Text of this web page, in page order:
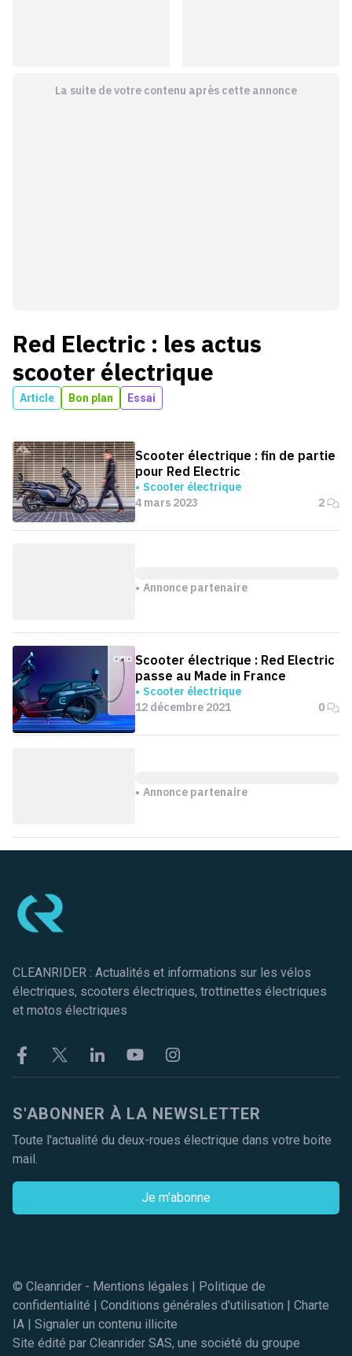
La suite de votre contenu après cette annonce
Red Electric : les actus
scooter électrique
Article Bon plan Essai
Scooter électrique : fin de partie
pour Red Electric
Scooter électrique
4 mars 2023
2
Annonce partenaire
Scooter électrique : Red Electric
passe au Made in France
Scooter électrique
12 décembre 2021
0
Annonce partenaire
CLEANRIDER : Actualités et informations sur les vélos
électriques, scooters électriques, trottinettes électriques
et motos électriques
FacebookTwitter LinkekinYoutubeInstagram
S'ABONNER À LA NEWSLETTER
Toute l'actualité du deux-roues électrique dans votre boite
mail.
Je m'abonne
© Cleanrider - Mentions légales | Politique de
confidentialité | Conditions générales d'utilisation | Charte
IA | Signaler un contenu illicite
Site édité par Cleanrider SAS, une société du groupe